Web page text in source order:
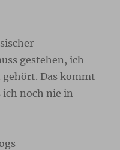
gestehen, ich
gehört. Das kommt
ich noch nie in